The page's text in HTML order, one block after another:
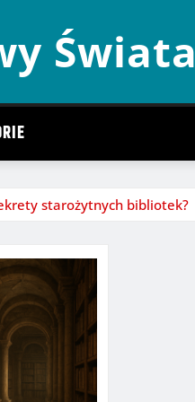
Świata
starożytnych bibliotek?